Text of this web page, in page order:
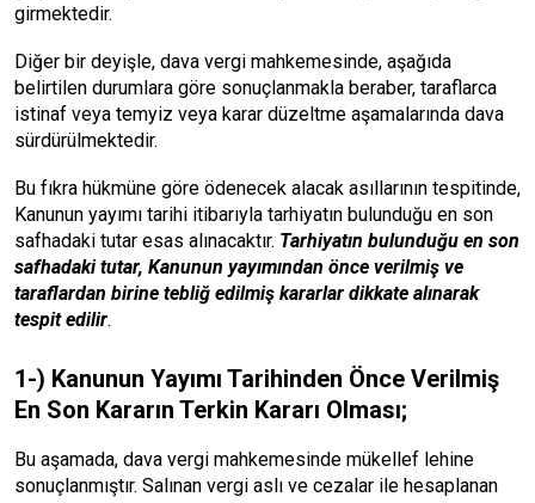
girmektedir.
Diğer bir deyişle, dava vergi mahkemesinde, aşağıda
belirtilen durumlara göre sonuçlanmakla beraber, taraflarca
istinaf veya temyiz veya karar düzeltme aşamalarında dava
sürdürülmektedir.
Bu fıkra hükmüne göre ödenecek alacak asıllarının tespitinde,
Kanunun yayımı tarihi itibarıyla tarhiyatın bulunduğu en son
safhadaki tutar esas alınacaktır. Tarhiyatın bulunduğu en son
safhadaki tutar, Kanunun yayımından önce verilmiş ve
taraflardan birine tebliğ edilmiş kararlar dikkate alınarak
tespit edilir.
1-) Kanunun Yayımı Tarihinden Önce Verilmiş
En Son Kararın Terkin Kararı Olması;
Bu aşamada, dava vergi mahkemesinde mükellef lehine
sonuçlanmıştır. Salınan vergi aslı ve cezalar ile hesaplanan